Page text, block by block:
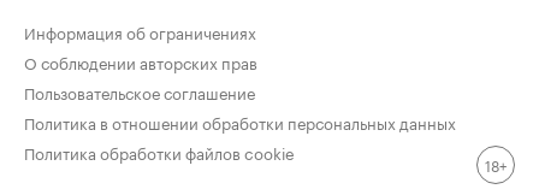
Информация об ограничениях
О соблюдении авторских прав
Пользовательское соглашение
Политика в отношении обработки персональных данных
Политика обработки файлов cookie
18+